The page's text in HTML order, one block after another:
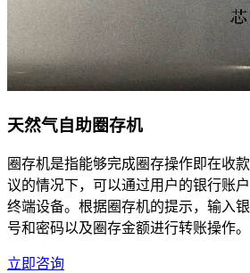
天然气自助圈存机
圈存机是指能够完成圈存操作即在收
议的情况下，可以通过用户的银行账
终端设备。根据圈存机的提示，输入
号和密码以及圈存金额进行转账操作
立即咨询